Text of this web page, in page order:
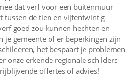
dat verf voor een buitenmuur
tussen de tien en vijfentwintig
goed zou kunnen hechten en
je gemeente of er beperkingen zijn
het bespaart je problemen
onze erkende regionale schilders
offertes of advies!